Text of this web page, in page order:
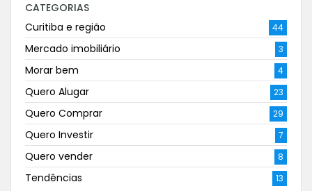
CATEGORIAS
Curitiba e região
44
Mercado imobiliário 3
Morar bem 4
Quero Alugar 23
Quero Comprar 29
Quero Investir 7
Quero vender 8
Tendências 13